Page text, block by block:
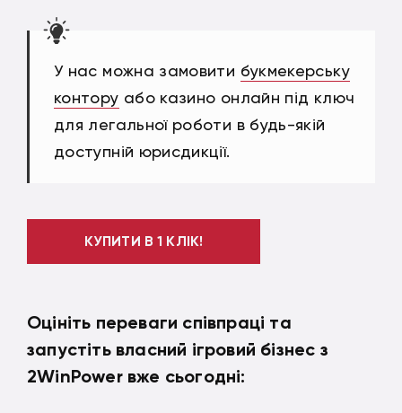
У нас можна замовити букмекерську
контору або казино онлайн під ключ
для легальної роботи в будь-якій
доступній юрисдикції.
КУПИТИ В 1 КЛІК!
Оцініть переваги співпраці та
запустіть власний ігровий бізнес з
2WinPower вже сьогодні: